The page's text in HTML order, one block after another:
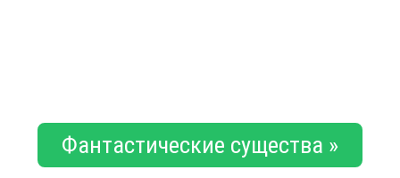
Фантастические существа »